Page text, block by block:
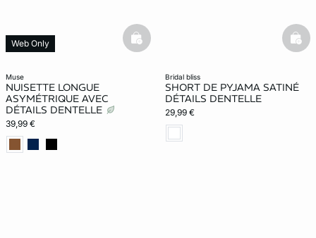
muse
NUISETTE LONGUE
ASYMÉTRIQUE AVEC
DÉTAILS DENTELLE
39,99 €
Web Only basketfull
bridal bliss
SHORT DE PYJAMA SATINÉ
DÉTAILS DENTELLE
29,99 €